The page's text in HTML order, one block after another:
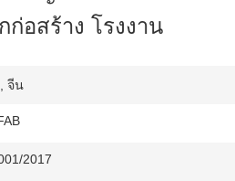
ก่อสร้าง โรงงาน
จีน
2017